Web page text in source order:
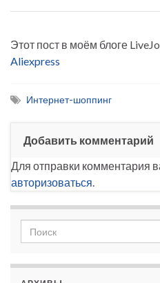
Этот пост в моём блоге
Aliexpress
Интернет-шоппинг
Добавить комментарий
Для отправки комментария
авторизоваться.